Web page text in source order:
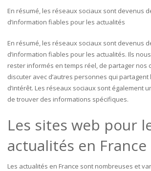
En résumé, les réseaux sociaux sont devenus
d’information fiables pour les actualités
En résumé, les réseaux sociaux sont devenus
d’information fiables pour les actualités. Ils
rester informés en temps réel, de partager nos
discuter avec d’autres personnes qui partagent
d’intérêt. Les réseaux sociaux sont également
de trouver des informations spécifiques.
Les sites web pour
actualités en France
Les actualités en France sont nombreuses et